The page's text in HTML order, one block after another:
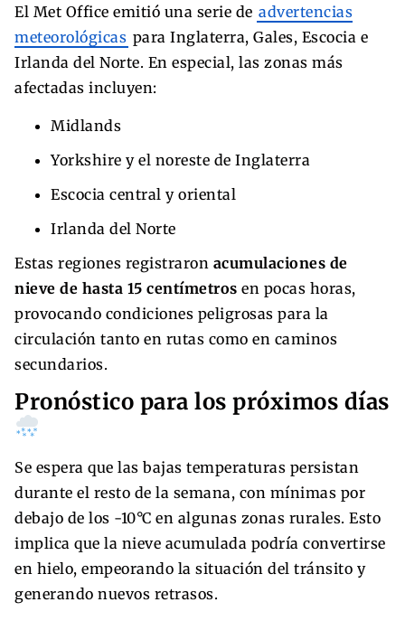
El Met Office emitió una serie de advertencias
meteorológicas para Inglaterra, Gales, Escocia e
Irlanda del Norte. En especial, las zonas más
afectadas incluyen:
Midlands
Yorkshire y el noreste de Inglaterra
Escocia central y oriental
Irlanda del Norte
Estas regiones registraron acumulaciones de
nieve de hasta 15 centímetros en pocas horas,
provocando condiciones peligrosas para la
circulación tanto en rutas como en caminos
secundarios.
Pronóstico para los próximos días
Se espera que las bajas temperaturas persistan
durante el resto de la semana, con mínimas por
debajo de los -10°C en algunas zonas rurales. Esto
implica que la nieve acumulada podría convertirse
en hielo, empeorando la situación del tránsito y
generando nuevos retrasos.